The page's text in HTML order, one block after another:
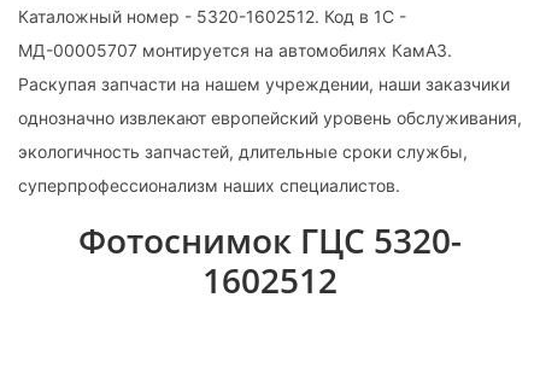
Каталожный номер - 5320-1602512. Код в 1С -
МД-00005707 монтируется на автомобилях КамАЗ.
Раскупая запчасти на нашем учреждении, наши заказчики
однозначно извлекают европейский уровень обслуживания,
экологичность запчастей, длительные сроки службы,
суперпрофессионализм наших специалистов.
Фотоснимок ГЦС 5320-
1602512